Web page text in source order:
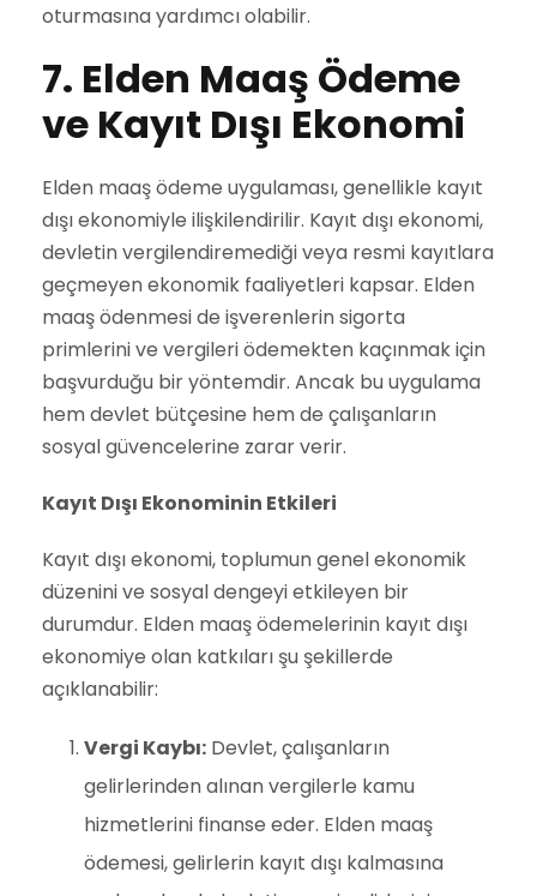
oturmasına yardımcı olabilir.
7. Elden Maaş Ödeme
ve Kayıt Dışı Ekonomi
Elden maaş ödeme uygulaması, genellikle kayıt
dışı ekonomiyle ilişkilendirilir. Kayıt dışı ekonomi,
devletin vergilendiremediği veya resmi kayıtlara
geçmeyen ekonomik faaliyetleri kapsar. Elden
maaş ödenmesi de işverenlerin sigorta
primlerini ve vergileri ödemekten kaçınmak için
başvurduğu bir yöntemdir. Ancak bu uygulama
hem devlet bütçesine hem de çalışanların
sosyal güvencelerine zarar verir.
Kayıt Dışı Ekonominin Etkileri
Kayıt dışı ekonomi, toplumun genel ekonomik
düzenini ve sosyal dengeyi etkileyen bir
durumdur. Elden maaş ödemelerinin kayıt dışı
ekonomiye olan katkıları şu şekillerde
açıklanabilir:
Vergi Kaybı: Devlet, çalışanların
gelirlerinden alınan vergilerle kamu
hizmetlerini finanse eder. Elden maaş
ödemesi, gelirlerin kayıt dışı kalmasına